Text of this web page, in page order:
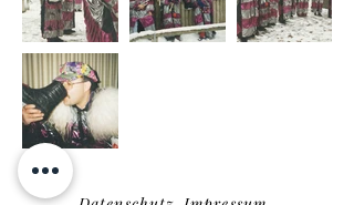
Tiefflüge sowie auch einige unerwartete Szenen
wiederspiegelte.
Ein weiterer Höhepukt unserer Vereinsgeschichte
war die CD-Aufnahme im Casino Luzern. Das
Ergebnis: Die CD “Guggen-Power”, auf welcher
verschiedene Guggenmusiken mitwirkten.